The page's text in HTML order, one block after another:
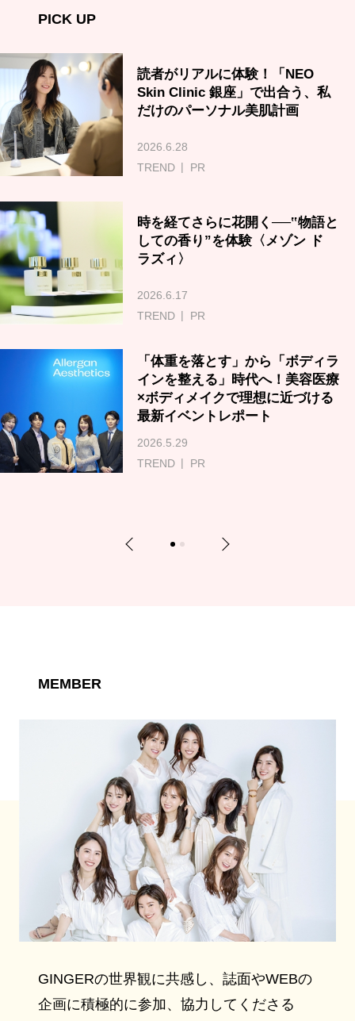
PICK UP
読者がリアルに体験！「NEO
Skin Clinic 銀座」で出合う、私
だけのパーソナル美肌計画
2026.6.28
TREND
PR
時を経てさらに花開く──‟物語と
しての香り”を体験〈メゾン ド
ラズィ〉
2026.6.17
TREND
PR
「体重を落とす」から「ボディラ
インを整える」時代へ！美容医療
×ボディメイクで理想に近づける
最新イベントレポート
2026.5.29
TREND
PR
Previous 1 2 Next
MEMBER
GINGERの世界観に共感し、誌面やWEBの
企画に積極的に参加、協力してくださる